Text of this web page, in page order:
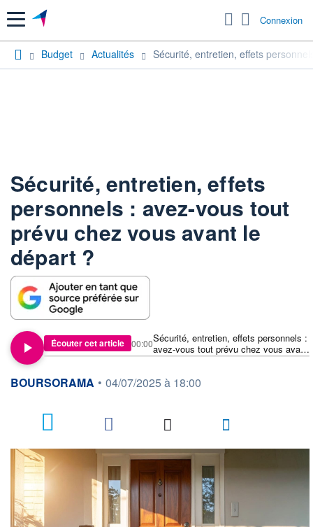
Menu Connexion
Budget Actualités Sécurité, entretien, effets
Sécurité, entretien, effets
personnels : avez-vous tout
prévu chez vous avant le
départ ?
Écouter cet article
Sécurité, entretien, effets personnels :
avez-vous tout prévu chez vous avant
le départ ?
00:00
information fournie par
BOURSORAMA • 04/07/2025 à 18:00